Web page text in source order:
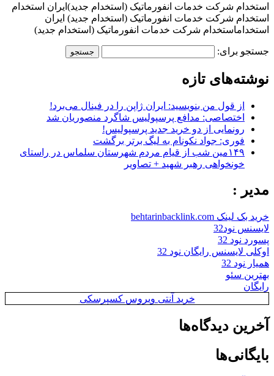
استخدام شرکت خدمات انفورماتیک (استخدام جدید)ایران استخدام
استخدام شرکت خدمات انفورماتیک (استخدام جدید) ایران
استخداماستخدام شرکت خدمات انفورماتیک (استخدام جدید)
جستجو برای:
نوشته‌های تازه
از قول من بنویسید: ایران ژاپن را در فینال می‌برد!
اختصاصی: مدافع پرسپولیس شاگرد منصوریان شد
رونمایی از دو خرید جدید پرسپولیس!
فوری: جواد نکونام به لیگ برتر برگشت
۱۴۹مین شب از قیام مردم شهرستان سلماس در راستای
خونخواهی رهبر شهید + تصاویر
مدیر :
خرید بک لینک behtarinbacklink.com
لایسنس نود32
پسورد نود 32
اوکلی لایسنس رایگان نود 32
همیار نود 32
بهترین سئو
رایگان
خرید آنتی ویروس کسپرسکی
آخرین دیدگاه‌ها
بایگانی‌ها